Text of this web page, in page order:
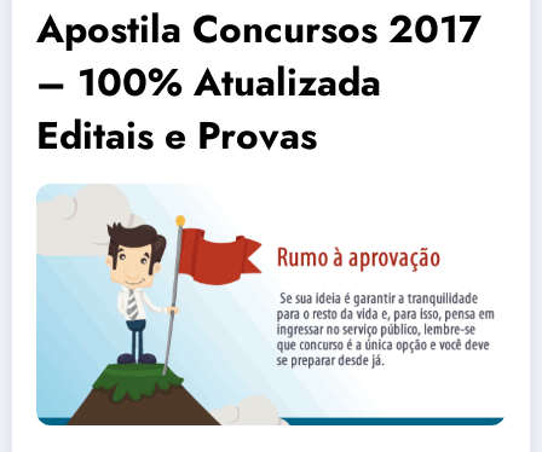
Apostila Concursos 2017
– 100% Atualizada
Editais e Provas